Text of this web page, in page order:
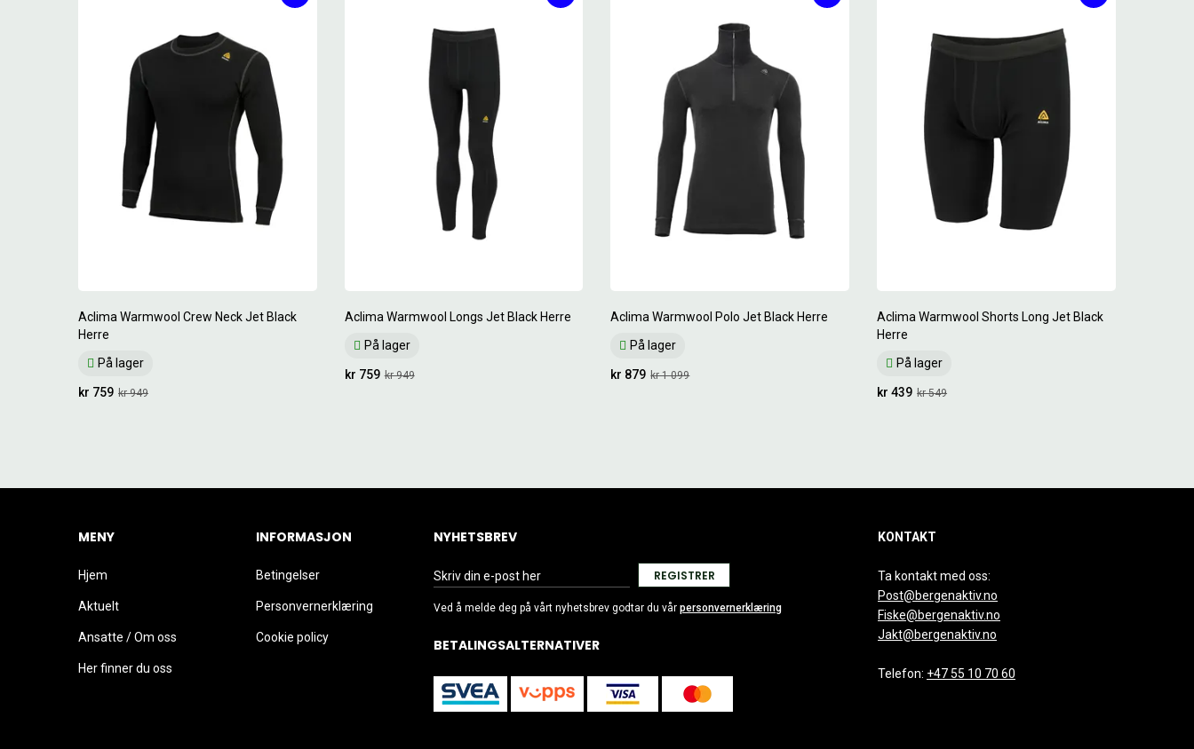
Aclima Warmwool Crew Neck Jet Black
Herre
På lager
kr 949
kr 759
Aclima Warmwool Longs Jet Black Herre
På lager
kr 949
kr 759
Aclima Warmwool Polo Jet Black Herre
På lager
kr 1 099
kr 879
Aclima Warmwool Shorts Long Jet Black
Herre
På lager
kr 549
kr 439
MENY
Hjem
Aktuelt
Ansatte / Om oss
Her finner du oss
INFORMASJON
Betingelser
Personvernerklæring
Cookie policy
NYHETSBREV
REGISTRER
Ved å melde deg på vårt nyhetsbrev godtar du vår personvernerklæring
BETALINGSALTERNATIVER
KONTAKT
Ta kontakt med oss:
Post@bergenaktiv.no
Fiske@bergenaktiv.no
Jakt@bergenaktiv.no
Telefon: +47 55 10 70 60